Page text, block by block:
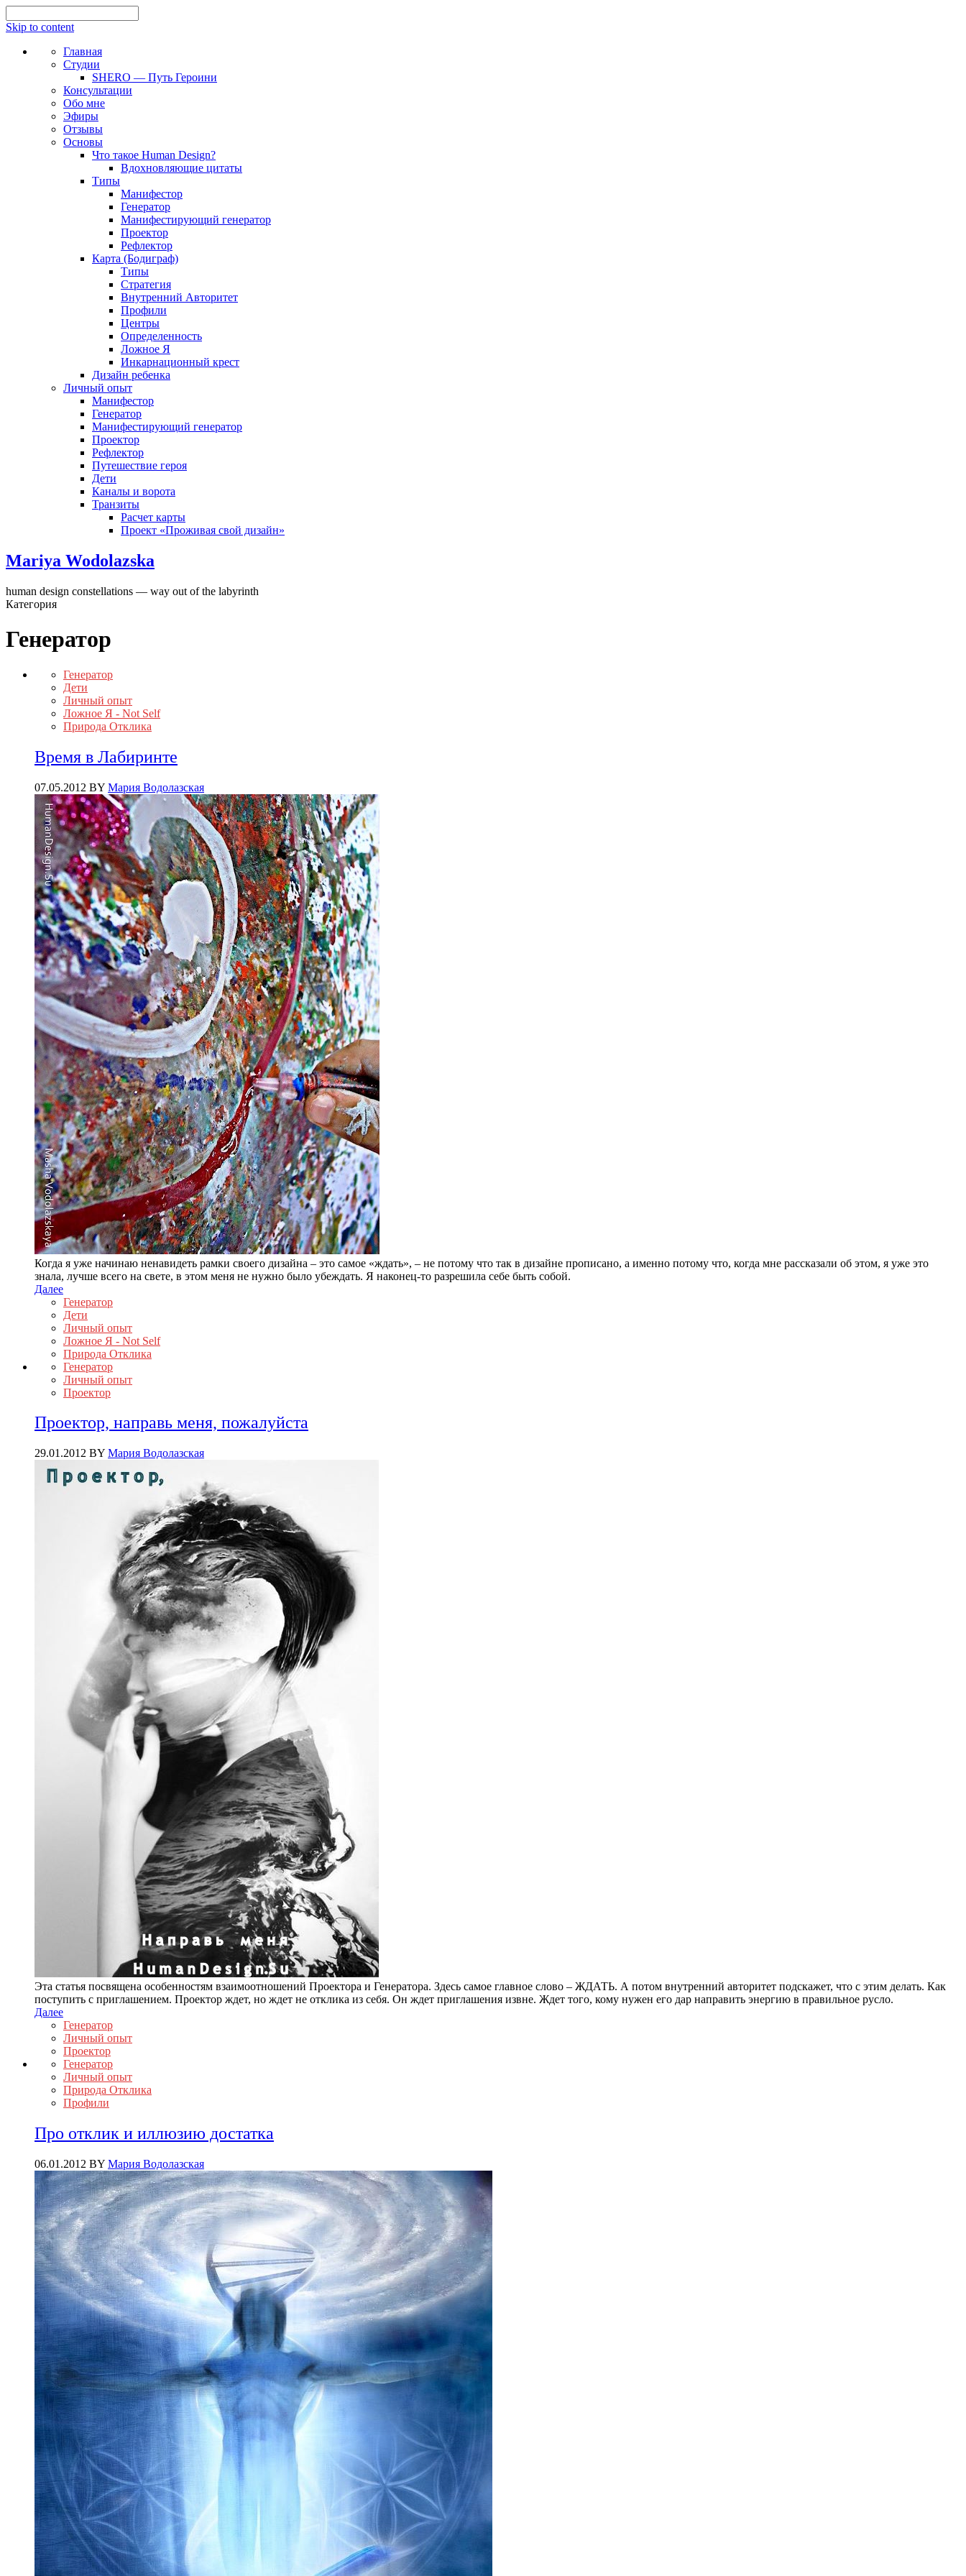
Skip to content
Главная
Студии
SHERO — Путь Героини
Консультации
Обо мне
Эфиры
Отзывы
Основы
Что такое Human Design?
Вдохновляющие цитаты
Типы
Манифестор
Генератор
Манифестирующий генератор
Проектор
Рефлектор
Карта (Бодиграф)
Типы
Стратегия
Внутренний Авторитет
Профили
Центры
Определенность
Ложное Я
Инкарнационный крест
Дизайн ребенка
Личный опыт
Манифестор
Генератор
Манифестирующий генератор
Проектор
Рефлектор
Путешествие героя
Дети
Каналы и ворота
Транзиты
Расчет карты
Проект «Проживая свой дизайн»
Mariya Wodolazska
human design constellations — way out of the labyrinth
Категория
Генератор
Генератор
Дети
Личный опыт
Ложное Я - Not Self
Природа Отклика
Время в Лабиринте
07.05.2012 BY Мария Водолазская
Когда я уже начинаю ненавидеть рамки своего дизайна – это самое «ждать», – не потому что так в дизайне прописано, а именно потому что, когда мне рассказали об этом, я уже это
знала, лучше всего на свете, в этом меня не нужно было убеждать. Я наконец-то разрешила себе быть собой.
Далее
Генератор
Дети
Личный опыт
Ложное Я - Not Self
Природа Отклика
Генератор
Личный опыт
Проектор
Проектор, направь меня, пожалуйста
29.01.2012 BY Мария Водолазская
Эта статья посвящена особенностям взаимоотношений Проектора и Генератора. Здесь самое главное слово – ЖДАТЬ. А потом внутренний авторитет подскажет, что с этим делать. Как
поступить с приглашением. Проектор ждет, но ждет не отклика из себя. Он ждет приглашения извне. Ждет того, кому нужен его дар направить энергию в правильное русло.
Далее
Генератор
Личный опыт
Проектор
Генератор
Личный опыт
Природа Отклика
Профили
Про отклик и иллюзию достатка
06.01.2012 BY Мария Водолазская